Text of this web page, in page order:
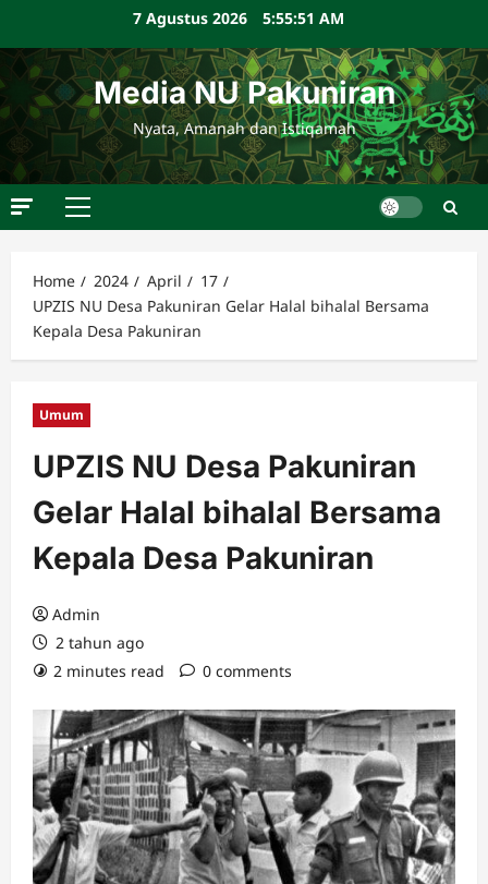
content
7 Agustus 2026 5:55:53 AM
Media NU Pakuniran
Nyata, Amanah dan Istiqamah
Primary
Home
2024 April
17
UPZIS NU Desa Pakuniran Gelar Halal bihalal Bersama
Kepala Desa Pakuniran
Umum
UPZIS NU Desa Pakuniran
Gelar Halal bihalal Bersama
Kepala Desa Pakuniran
Admin
2 tahun ago
2 minutes read
0 comments